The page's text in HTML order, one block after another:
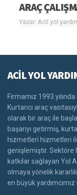
ARAÇ
Yazar: Acil yol
ACİL YOL
Firmamız 1993
Kurtarıcı araç
olarak bir araç ile
başarıyı getirmiş,
hizmetleri hizmetleri
genişlemiştir. Sektöre
katkılar sağlayan Yol
olmaya yönelik
en büyük